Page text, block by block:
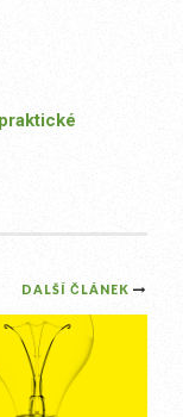
DALŠÍ ČLÁNEK